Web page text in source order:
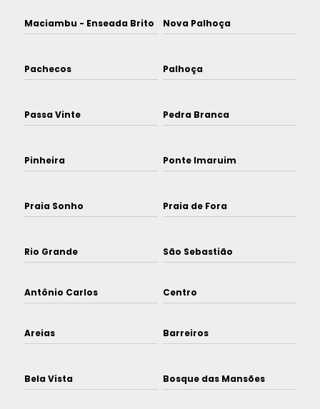
Maciambu - Enseada Brito Nova Palhoça
Pachecos Palhoça
Passa Vinte Pedra Branca
Pinheira Ponte Imaruim
Praia Sonho Praia de Fora
Rio Grande São Sebastião
Antônio Carlos Centro
Areias Barreiros
Bela Vista Bosque das Mansões